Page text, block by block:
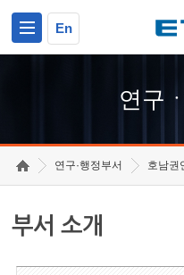
En
연구
연구·행정부서 호남권
부서 소개